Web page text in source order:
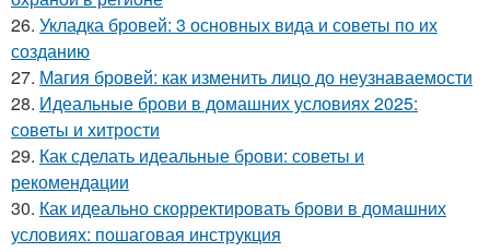
26. Укладка бровей: 3 основных вида и советы по их
созданию
27. Магия бровей: как изменить лицо до неузнаваемости
28. Идеальные брови в домашних условиях 2025:
советы и хитрости
29. Как сделать идеальные брови: советы и
рекомендации
30. Как идеально скорректировать брови в домашних
условиях: пошаговая инструкция